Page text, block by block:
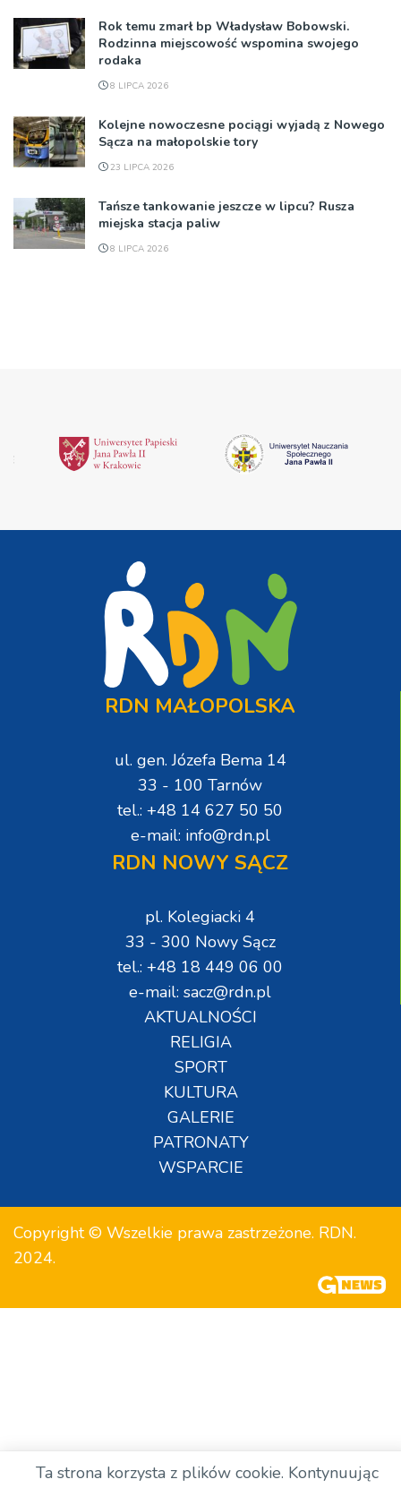
Rok temu zmarł bp Władysław Bobowski.
Rodzinna miejscowość wspomina swojego
rodaka
8 LIPCA 2026
Kolejne nowoczesne pociągi wyjadą z Nowego
Sącza na małopolskie tory
23 LIPCA 2026
Tańsze tankowanie jeszcze w lipcu? Rusza
miejska stacja paliw
8 LIPCA 2026
RDN MAŁOPOLSKA
ul. gen. Józefa Bema 14
33 - 100 Tarnów
tel.: +48 14 627 50 50
e-mail: info@rdn.pl
RDN NOWY SĄCZ
pl. Kolegiacki 4
33 - 300 Nowy Sącz
tel.: +48 18 449 06 00
e-mail: sacz@rdn.pl
AKTUALNOŚCI
RELIGIA
SPORT
KULTURA
GALERIE
PATRONATY
WSPARCIE
Copyright © Wszelkie prawa zastrzeżone. RDN.
2024.
Ta strona korzysta z plików cookie. Kontynuując